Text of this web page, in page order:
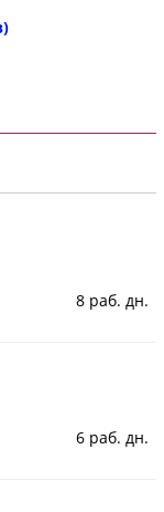
8 раб. дн.
6 раб. дн.